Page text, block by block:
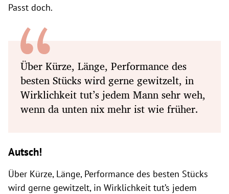
Passt doch.
Über Kürze, Länge, Performance des
besten Stücks wird gerne gewitzelt, in
Wirklichkeit tut’s jedem Mann sehr weh,
wenn da unten nix mehr ist wie früher.
Autsch!
Über Kürze, Länge, Performance des besten Stücks
wird gerne gewitzelt, in Wirklichkeit tut’s jedem